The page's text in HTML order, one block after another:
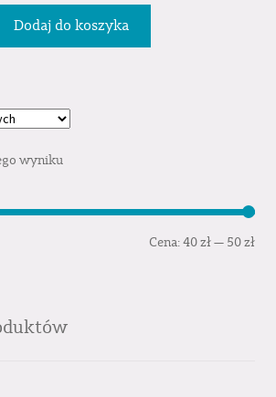
Dodaj do koszyka
wyniku
Cena:40 zł— 50 zł